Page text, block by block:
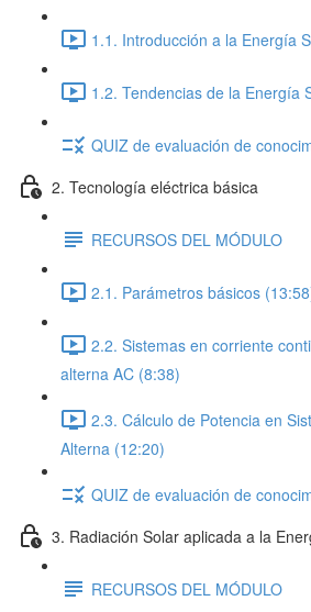
1.1. Introducción a la Energía
1.2. Tendencias de la Energía
QUIZ de evaluación de
2. Tecnología eléctrica básica
RECURSOS DEL MÓDULO
2.1. Parámetros básicos
2.2. Sistemas en corriente
alterna AC (8:38)
2.3. Cálculo de Potencia en
Alterna (12:20)
QUIZ de evaluación de
3. Radiación Solar aplicada a la
RECURSOS DEL MÓDULO